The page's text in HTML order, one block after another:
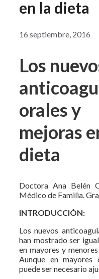
en la dieta
16 septiembre, 2016
Los
orales y
mejoras
dieta
Doctora Ana Belén
Médico de Familia.
INTRODUCCIÓN:
Los nuevos
han mostrado ser
en mayores y
Aunque en mayores
puede ser necesario